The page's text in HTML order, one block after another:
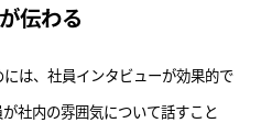
伝わる
は、社員インタビューが効果的で
社内の雰囲気について話すこと